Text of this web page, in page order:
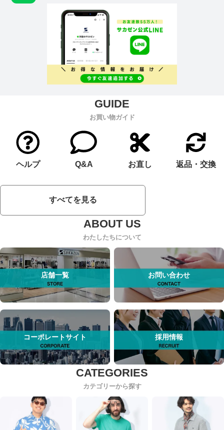
お買い物ガイド
ヘルプ Q&A お直し 返品・交換
すべてを見る
わたしたちについて
店舗一覧 お問い合わせ
コーポレートサイト 採用情報
カテゴリーから探す